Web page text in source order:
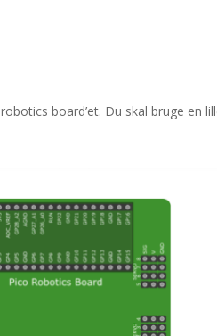
board’et. Du skal bruge en